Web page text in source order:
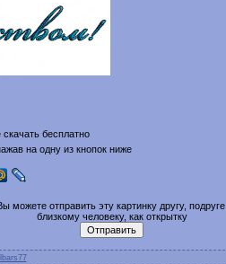
бесплатно
на одну из кнопок ниже
можете отправить эту картинку другу, подруге,
близкому человеку, как открытку